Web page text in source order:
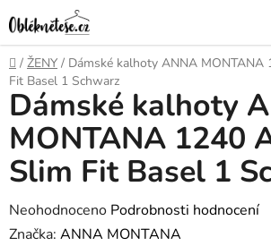
na
obsah
Domů
/ ŽENY / Dámské kalhoty ANNA MONTANA
Fit Basel 1 Schwarz
Dámské kalhoty
MONTANA 1240
Slim Fit Basel 1
Průměrné
hodnocení
Neohodnoceno Podrobnosti hodnocení
Značka: ANNA MONTANA